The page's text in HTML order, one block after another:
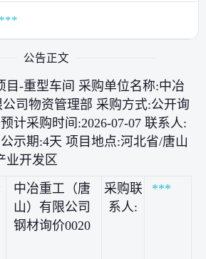
***
公告正文
目-重型车间 采购单位名称:中冶
司物资管理部 采购方式:公开询
计采购时间:2026-07-07 联系人:
公示期:4天 项目地点:河北省/唐山
业开发区
中冶重工（唐
山）有限公司
钢材询价0020
采购联
系人:
***